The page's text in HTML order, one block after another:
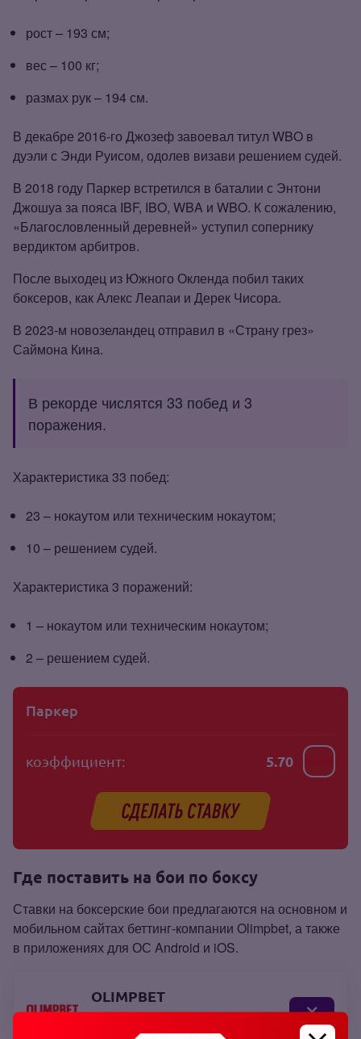
рост – 193 см;
вес – 100 кг;
размах рук – 194 см.
В декабре 2016‑го Джозеф завоевал титул WBO в
дуэли с Энди Руисом, одолев визави решением судей.
В 2018 году Паркер встретился в баталии с Энтони
Джошуа за пояса IBF, IBO, WBA и WBO. К сожалению,
«Благословленный деревней» уступил сопернику
вердиктом арбитров.
После выходец из Южного Окленда побил таких
боксеров, как Алекс Леапаи и Дерек Чисора.
В 2023‑м новозеландец отправил в «Страну грез»
Саймона Кина.
В рекорде числятся 33 побед и 3
поражения.
Характеристика 33 побед:
23 – нокаутом или техническим нокаутом;
10 – решением судей.
Характеристика 3 поражений:
1 – нокаутом или техническим нокаутом;
2 – решением судей.
Паркер
коэффициент: 5.70
Где поставить на бои по боксу
Ставки на боксерские бои предлагаются на основном и
мобильном сайтах беттинг‑компании Olimpbet, а также
в приложениях для ОС Android и iOS.
OLIMPBET